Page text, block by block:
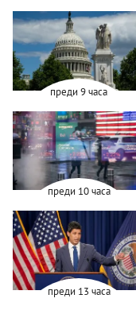
преди 9 часа
преди 10 часа
преди 13 часа